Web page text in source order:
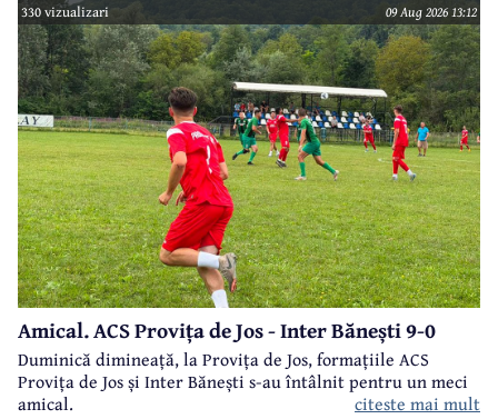
330 vizualizari 09 Aug 2026 13:12
Amical. ACS Provița de Jos - Inter Bănești 9-0
Duminică dimineață, la Provița de Jos, formațiile ACS
Provița de Jos și Inter Bănești s-au întâlnit pentru un meci
amical.
citeste mai mult